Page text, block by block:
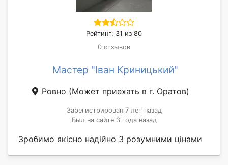
Рейтинг: 31 из 80
0 отзывов
Мастер "Іван Криницький"
Ровно (Может приехать в г. Оратов)
Зарегистрирован 7 лет назад
Был на сайте 3 года назад
Зробимо якісно надійно З розумними цінами